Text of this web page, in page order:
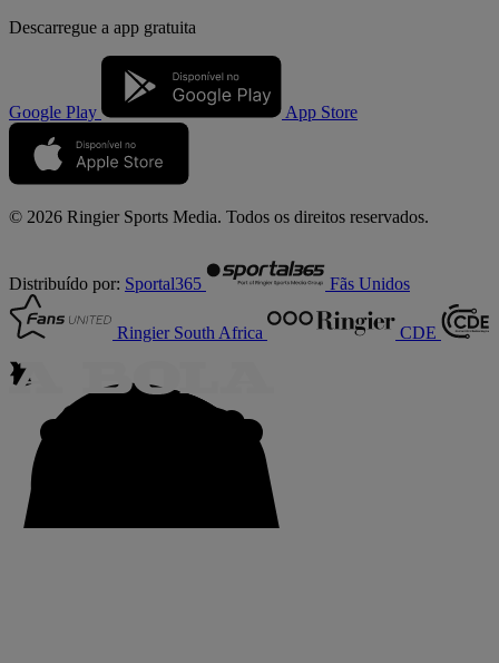
Descarregue a app gratuita
Google Play App Store
© 2026 Ringier Sports Media. Todos os direitos reservados.
Distribuído por: Sportal365 Fãs Unidos
Ringier South Africa CDE